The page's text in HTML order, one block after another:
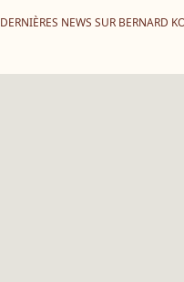
DERNIÈRES NEWS SUR BERNARD